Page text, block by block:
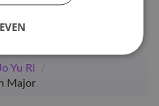
Jo Yu Ri
/
Major